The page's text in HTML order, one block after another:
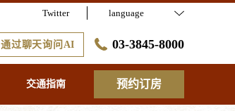
Twitter language
通过聊天询问AI 03-3845-8000
交通指南 预约订房